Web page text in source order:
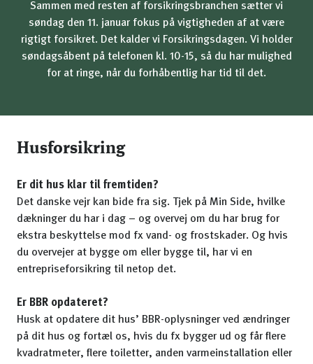
Sammen med resten af forsikringsbranchen sætter vi
søndag den 11. januar fokus på vigtigheden af at være
rigtigt forsikret. Det kalder vi Forsikringsdagen. Vi holder
søndagsåbent på telefonen kl. 10-15, så du har mulighed
for at ringe, når du forhåbentlig har tid til det.
Husforsikring
Er dit hus klar til fremtiden?
Det danske vejr kan bide fra sig. Tjek på Min Side, hvilke
dækninger du har i dag – og overvej om du har brug for
ekstra beskyttelse mod fx vand- og frostskader. Og hvis
du overvejer at bygge om eller bygge til, har vi en
entrepriseforsikring til netop det.
Er BBR opdateret?
Husk at opdatere dit hus’ BBR-oplysninger ved ændringer
på dit hus og fortæl os, hvis du fx bygger ud og får flere
kvadratmeter, flere toiletter, anden varmeinstallation eller